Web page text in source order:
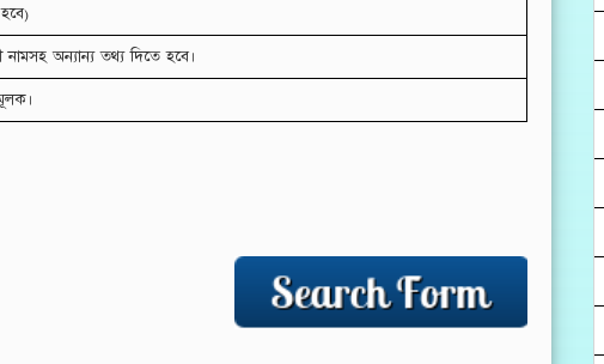
অন্যান্য তথ্য দিতে হবে।